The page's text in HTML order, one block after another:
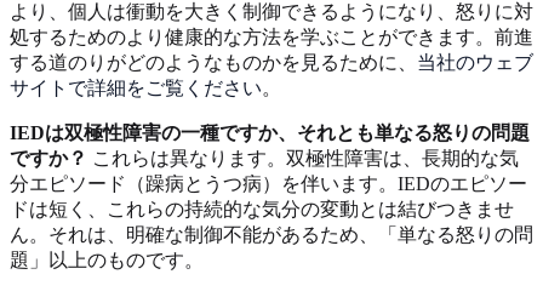
より、個人は衝動を大きく制御できるようになり、怒りに対
処するためのより健康的な方法を学ぶことができます。前進
する道のりがどのようなものかを見るために、 当社のウェブ
サイトで詳細をご覧ください。
IEDは双極性障害の一種ですか、それとも単なる怒りの問題
ですか？ これらは異なります。双極性障害は、長期的な気
分エピソード（躁病とうつ病）を伴います。IEDのエピソー
ドは短く、これらの持続的な気分の変動とは結びつきませ
ん。それは、明確な制御不能があるため、「単なる怒りの問
題」以上のものです。